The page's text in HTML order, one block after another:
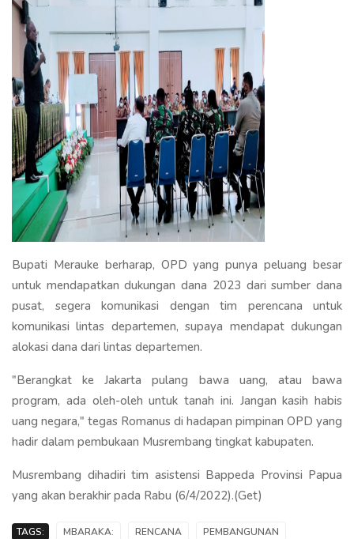
Bupati Merauke berharap, OPD yang punya peluang besar
untuk mendapatkan dukungan dana 2023 dari sumber dana
pusat, segera komunikasi dengan tim perencana untuk
komunikasi lintas departemen, supaya mendapat dukungan
alokasi dana dari lintas departemen.
"Berangkat ke Jakarta pulang bawa uang, atau bawa
program, ada oleh-oleh untuk tanah ini. Jangan kasih habis
uang negara," tegas Romanus di hadapan pimpinan OPD yang
hadir dalam pembukaan Musrembang tingkat kabupaten.
Musrembang dihadiri tim asistensi Bappeda Provinsi Papua
yang akan berakhir pada Rabu (6/4/2022).(Get)
TAGS: MBARAKA: RENCANA
PEMBANGUNAN